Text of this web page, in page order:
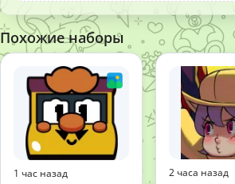
Похожие наборы
1 час назад 2 часа назад